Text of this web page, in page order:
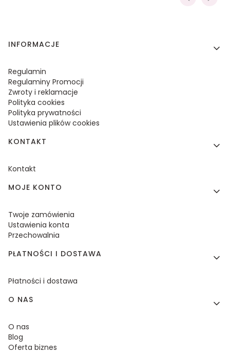
Linki w stopce
INFORMACJE
Regulamin
Regulaminy Promocji
Zwroty i reklamacje
Polityka cookies
Polityka prywatności
Ustawienia plików cookies
KONTAKT
Kontakt
MOJE KONTO
Twoje zamówienia
Ustawienia konta
Przechowalnia
PŁATNOŚCI I DOSTAWA
Płatności i dostawa
O NAS
O nas
Blog
Oferta biznes